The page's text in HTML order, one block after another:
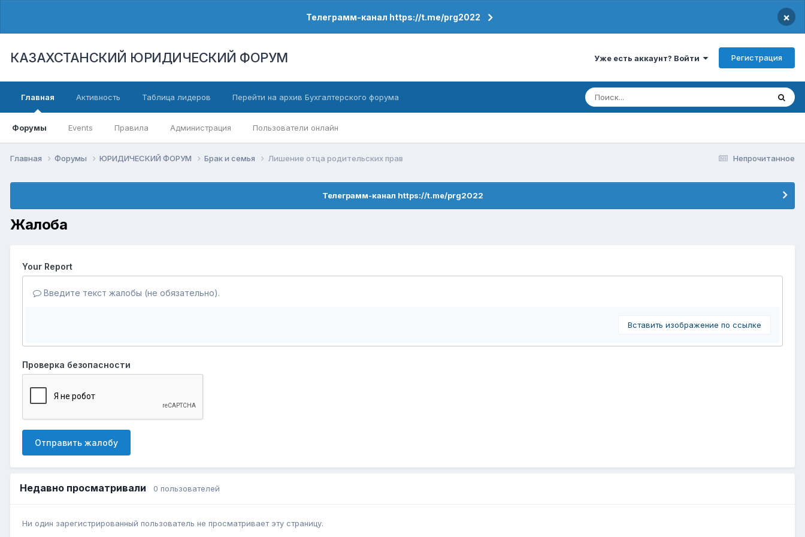
Телеграмм-канал https://t.me/prg2022 ×
КАЗАХСТАНСКИЙ ЮРИДИЧЕСКИЙ ФОРУМ Уже есть аккаунт? Войти Регистрация
Главная
Форумы Events Правила Администрация Пользователи онлайн
Активность Таблица лидеров Перейти на архив Бухгалтерского форума
Непрочитанное
Главная Форумы ЮРИДИЧЕСКИЙ ФОРУМ Брак и семья Лишение отца родительских прав
Телеграмм-канал https://t.me/prg2022
Жалоба
Your Report
Введите текст жалобы (не обязательно).
Вставить изображение по ссылке
Проверка безопасности
Отправить жалобу
Недавно просматривали 0 пользователей
Ни один зарегистрированный пользователь не просматривает эту страницу.